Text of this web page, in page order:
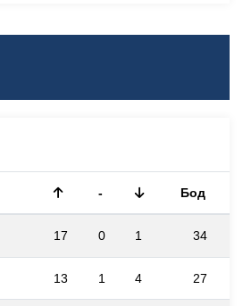
- Бод
17 0 1 34
13 1 4 27